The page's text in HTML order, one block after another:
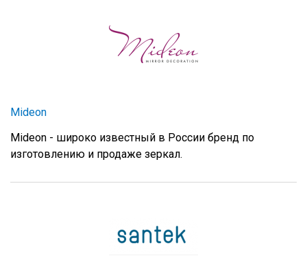
Mideon
Mideon - широко известный в России бренд по
изготовлению и продаже зеркал.